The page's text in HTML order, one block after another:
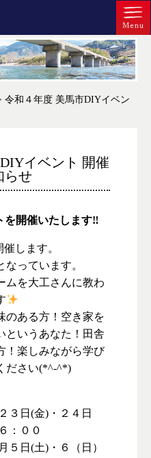
令和４年度 美馬市DIYイベン
イベント 開催
らせ
を開催いたします‼
します。
っています。
ムを大工さんに教わ
のある方！空き家を
というあなた！田舎
！楽しみながら学び
ださい(*^-^*)
３日(金)・２４日
：００
日(土)・６（日）